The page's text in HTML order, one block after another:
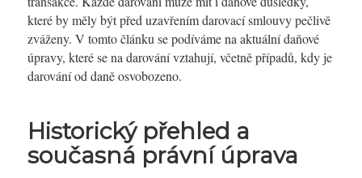
které by měly být před uzavřením darovací smlouvy pečlivě
zváženy. V tomto článku se podíváme na aktuální daňové
úpravy, které se na darování vztahují, včetně případů, kdy je
darování od daně osvobozeno.
Historický přehled a
současná právní úprava